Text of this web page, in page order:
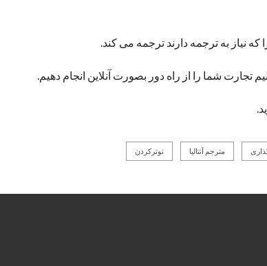
که نیاز به ترجمه دارند ترجمه می کند.
تجارت شما را از راه دور بصورت آنلاین انجام دهیم.
مترجم آنتالیا نوترکردن